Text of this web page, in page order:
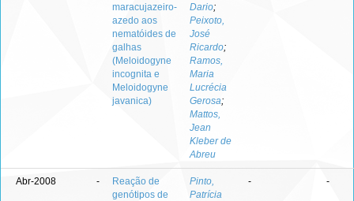
maracujazeiro-
azedo aos
nematóides de
galhas
(Meloidogyne
incognita e
Meloidogyne
javanica)
Dario;
Peixoto,
José
Ricardo;
Ramos,
Maria
Lucrécia
Gerosa;
Mattos,
Jean
Kleber de
Abreu
Abr-2008 -
Reação de
genótipos de
Pinto,
Patrícia
- -